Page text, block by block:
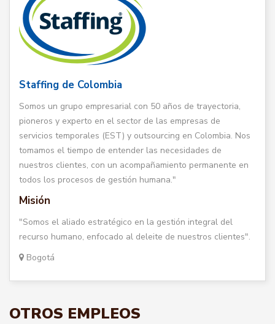
Staffing de Colombia
Somos un grupo empresarial con 50 años de trayectoria,
pioneros y experto en el sector de las empresas de
servicios temporales (EST) y outsourcing en Colombia. Nos
tomamos el tiempo de entender las necesidades de
nuestros clientes, con un acompañamiento permanente en
todos los procesos de gestión humana."
Misión
"Somos el aliado estratégico en la gestión integral del
recurso humano, enfocado al deleite de nuestros clientes".
Bogotá
OTROS EMPLEOS